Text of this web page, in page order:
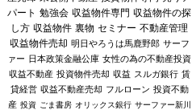
パート 勉強会 収益物件専門 収益物件の探
し方 収益物件 裏物 セミナー 不動産管理
収益物件売却 明日やろうは馬鹿野郎 サーフ
ァー 日本政策金融公庫 女性の為の不動産投資
収益不動産 投資物件売却 収益 スルガ銀行 賃
貸経営 収益不動産売却 フルローン 投資不動
産 投資 ごま書房 オリックス銀行 サーファー新川